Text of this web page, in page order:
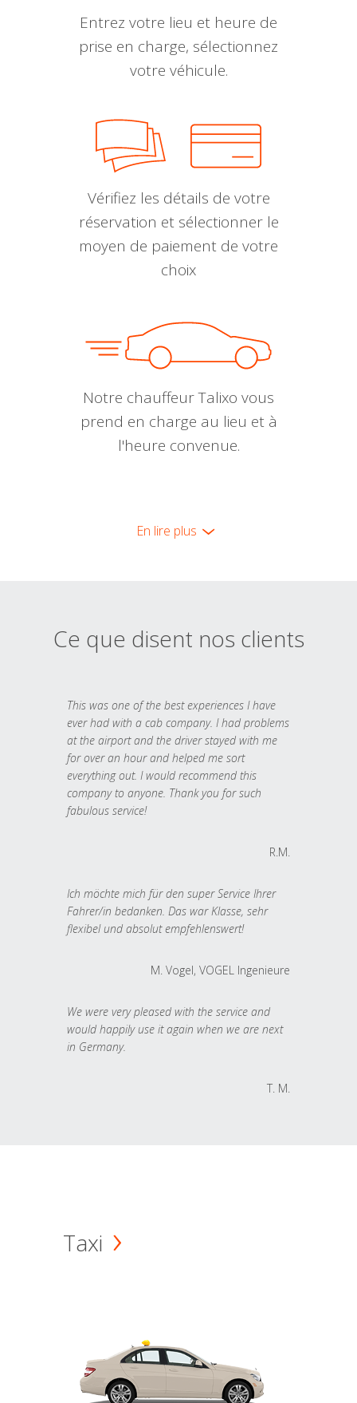
Entrez votre lieu et heure de
prise en charge, sélectionnez
votre véhicule.
Vérifiez les détails de votre
réservation et sélectionner le
moyen de paiement de votre
choix
Notre chauffeur Talixo vous
prend en charge au lieu et à
l'heure convenue.
En lire plus
Ce que disent nos clients
This was one of the best experiences I have
ever had with a cab company. I had problems
at the airport and the driver stayed with me
for over an hour and helped me sort
everything out. I would recommend this
company to anyone. Thank you for such
fabulous service!
R.M.
Ich möchte mich für den super Service Ihrer
Fahrer/in bedanken. Das war Klasse, sehr
flexibel und absolut empfehlenswert!
M. Vogel, VOGEL Ingenieure
We were very pleased with the service and
would happily use it again when we are next
in Germany.
T. M.
Taxi